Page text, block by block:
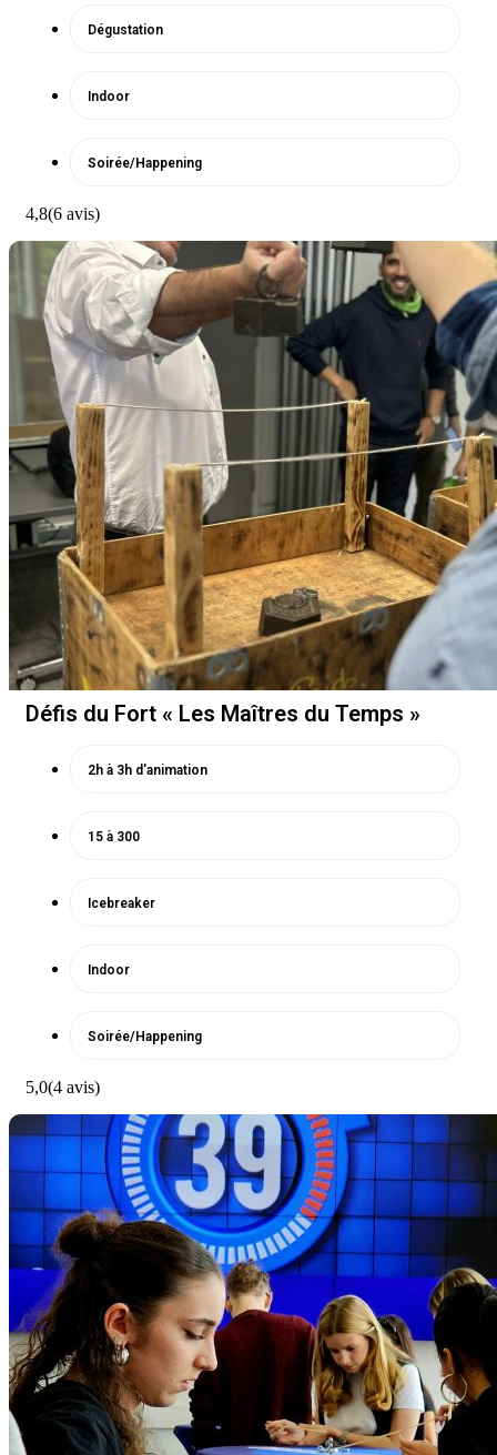
Dégustation
Indoor
Soirée/Happening
4,8(6 avis)
Défis du Fort « Les Maîtres du Temps »
2h à 3h d'animation
15 à 300
Icebreaker
Indoor
Soirée/Happening
5,0(4 avis)